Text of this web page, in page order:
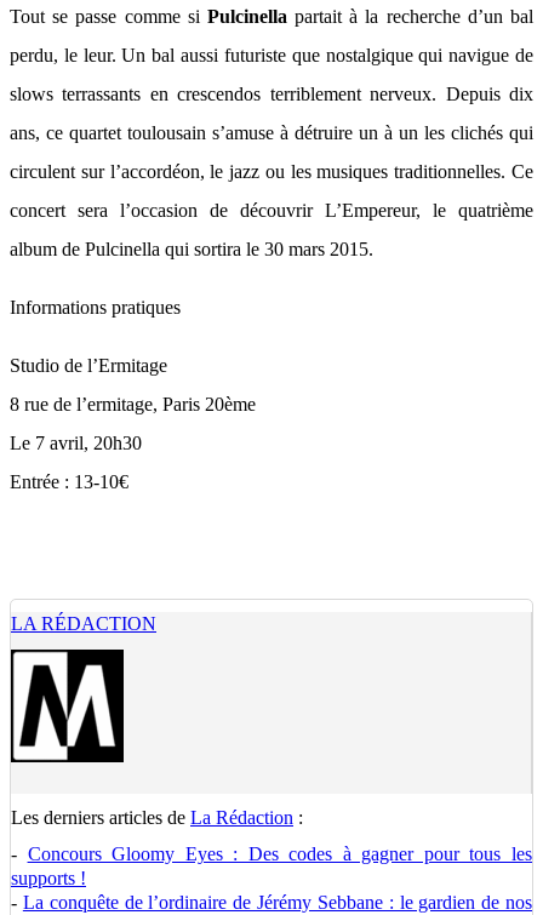
Tout se passe comme si Pulcinella partait à la recherche d’un bal
perdu, le leur. Un bal aussi futuriste que nostalgique qui navigue de
slows terrassants en crescendos terriblement nerveux. Depuis dix
ans, ce quartet toulousain s’amuse à détruire un à un les clichés qui
circulent sur l’accordéon, le jazz ou les musiques traditionnelles. Ce
concert sera l’occasion de découvrir L’Empereur, le quatrième
album de Pulcinella qui sortira le 30 mars 2015.
Informations pratiques
Studio de l’Ermitage
8 rue de l’ermitage, Paris 20ème
Le 7 avril, 20h30
Entrée : 13-10€
LA RÉDACTION
Les derniers articles de La Rédaction :
- Concours Gloomy Eyes : Des codes à gagner pour tous les
supports !
- La conquête de l’ordinaire de Jérémy Sebbane : le gardien de nos